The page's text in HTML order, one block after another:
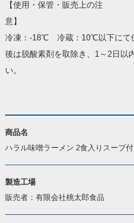
【使用・保管・販売上の注
冷凍：-18℃ 冷蔵：10℃以下にて
後は脱酸素剤を取除き、1～2日以
い。
商品名
ハラル味噌ラーメン 2食入りスープ付
製造工場
販売者：有限会社桃太郎食品